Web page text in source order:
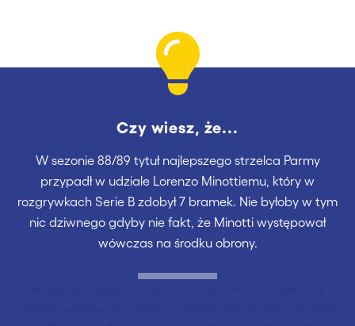
Czy wiesz, że...
W sezonie 88/89 tytuł najlepszego strzelca Parmy
przypadł w udziale Lorenzo Minottiemu, który w
rozgrywkach Serie B zdobył 7 bramek. Nie byłoby w tym
nic dziwnego gdyby nie fakt, że Minotti występował
wówczas na środku obrony.